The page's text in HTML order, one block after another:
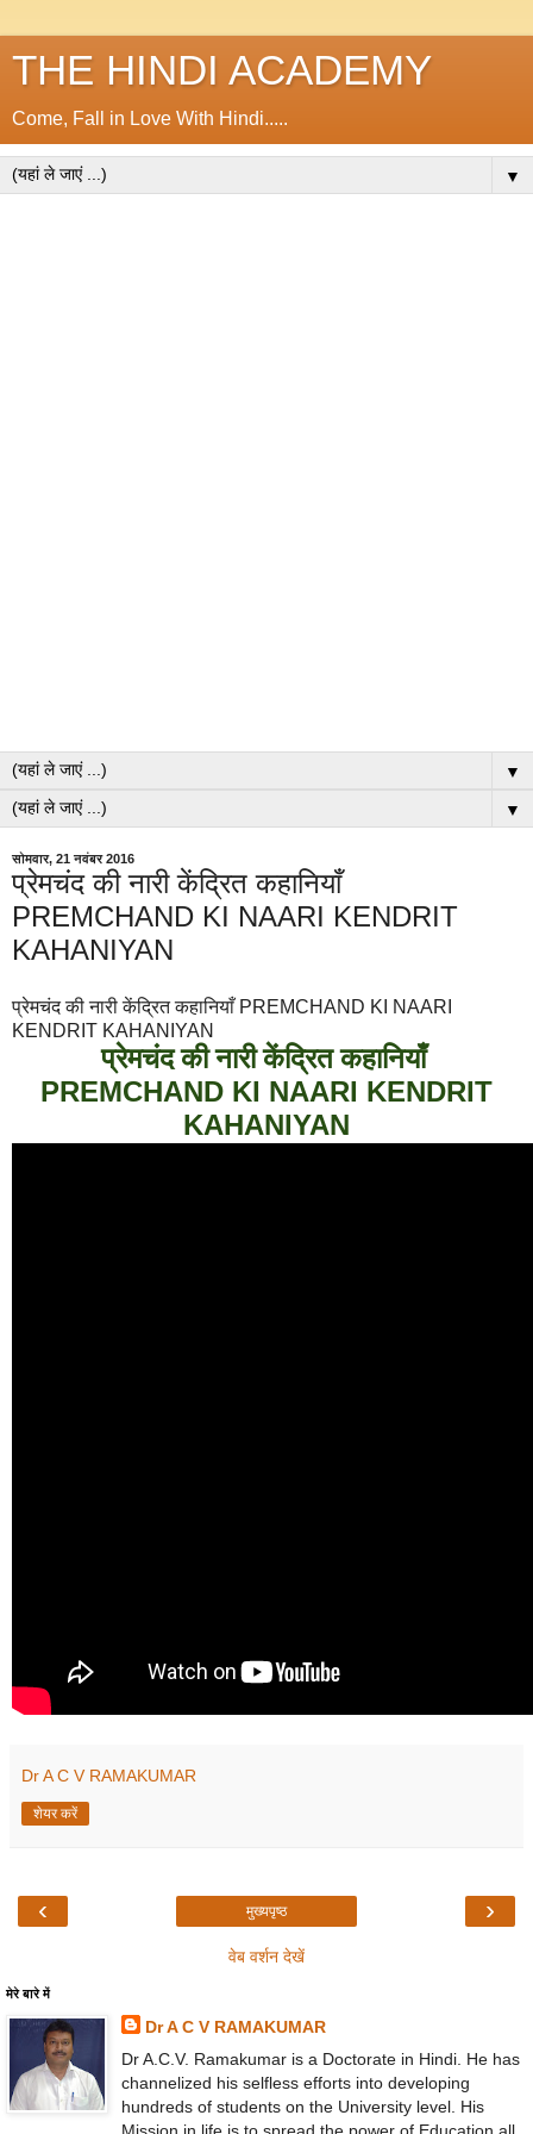
THE HINDI ACADEMY
Come, Fall in Love With Hindi.....
▼
▼
▼
सोमवार, 21 नवंबर 2016
प्रेमचंद की नारी केंद्रित कहानियाँ
PREMCHAND KI NAARI KENDRIT
KAHANIYAN
प्रेमचंद की नारी केंद्रित कहानियाँ PREMCHAND KI NAARI
KENDRIT KAHANIYAN
प्रेमचंद की नारी केंद्रित कहानियाँ
PREMCHAND KI NAARI KENDRIT
KAHANIYAN
Dr A C V RAMAKUMAR
शेयर करें
‹ ›
मुख्यपृष्ठ
वेब वर्शन देखें
मेरे बारे में
Dr A C V RAMAKUMAR
Dr A.C.V. Ramakumar is a Doctorate in Hindi. He has
channelized his selfless efforts into developing
hundreds of students on the University level. His